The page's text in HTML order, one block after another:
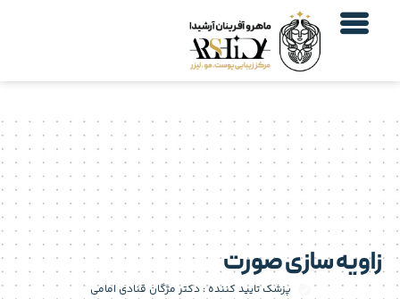
سازی صورت
پزشک تایید کننده :دکتر مژگان قنادی امامی